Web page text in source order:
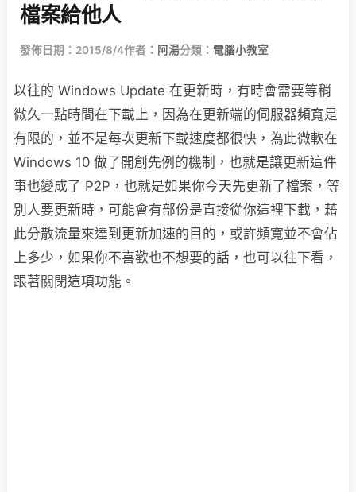
檔案給他人
發佈日期：2015/8/4作者： 阿湯分類： 電腦小教室
以往的 Windows Update 在更新時，有時會需要等稍
微久一點時間在下載上，因為在更新端的伺服器頻寬是
有限的，並不是每次更新下載速度都很快，為此微軟在
Windows 10 做了開創先例的機制，也就是讓更新這件
事也變成了 P2P，也就是如果你今天先更新了檔案，等
別人要更新時，可能會有部份是直接從你這裡下載，藉
此分散流量來達到更新加速的目的，或許頻寬並不會佔
上多少，如果你不喜歡也不想要的話，也可以往下看，
跟著關閉這項功能。